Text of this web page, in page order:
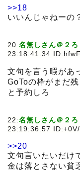
>>18
いいんじゃねーの
20:名無しさん＠２
23:18:41.34
文句を言う暇があ
GoToの枠がまだ
と予約しろ
22:名無しさん＠２
23:19:36.57
>>20
文句言いたいだけ
金は落とさない貧